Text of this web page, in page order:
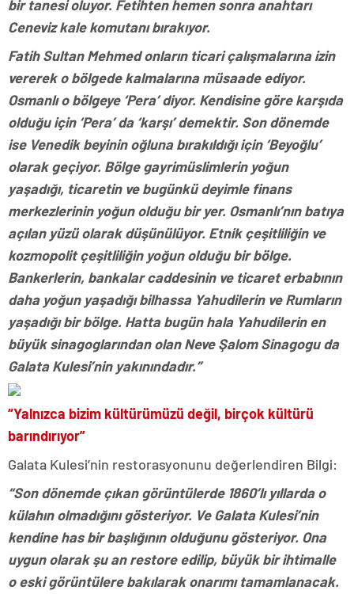
bir tanesi oluyor. Fetihten hemen sonra anahtarı
Ceneviz kale komutanı bırakıyor.
Fatih Sultan Mehmed onların ticari çalışmalarına izin
vererek o bölgede kalmalarına müsaade ediyor.
Osmanlı o bölgeye ‘Pera’ diyor. Kendisine göre karşıda
olduğu için ‘Pera’ da ‘karşı’ demektir. Son dönemde
ise Venedik beyinin oğluna bırakıldığı için ‘Beyoğlu’
olarak geçiyor. Bölge gayrimüslimlerin yoğun
yaşadığı, ticaretin ve bugünkü deyimle finans
merkezlerinin yoğun olduğu bir yer. Osmanlı’nın batıya
açılan yüzü olarak düşünülüyor. Etnik çeşitliliğin ve
kozmopolit çeşitliliğin yoğun olduğu bir bölge.
Bankerlerin, bankalar caddesinin ve ticaret erbabının
daha yoğun yaşadığı bilhassa Yahudilerin ve Rumların
yaşadığı bir bölge. Hatta bugün hala Yahudilerin en
büyük sinagoglarından olan Neve Şalom Sinagogu da
Galata Kulesi’nin yakınındadır.”
“Yalnızca bizim kültürümüzü değil, birçok kültürü
barındırıyor”
Galata Kulesi’nin restorasyonunu değerlendiren Bilgi:
“Son dönemde çıkan görüntülerde 1860’lı yıllarda o
külahın olmadığını gösteriyor. Ve Galata Kulesi’nin
kendine has bir başlığının olduğunu gösteriyor. Ona
uygun olarak şu an restore edilip, büyük bir ihtimalle
o eski görüntülere bakılarak onarımı tamamlanacak.